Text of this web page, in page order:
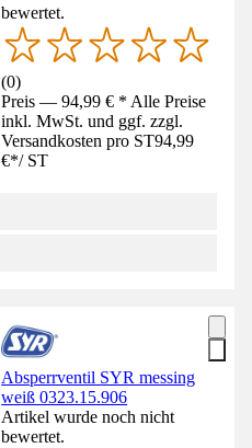
bewertet.
(0)
Preis — 94,99 € * Alle Preise
inkl. MwSt. und ggf. zzgl.
Versandkosten pro ST94,99
€*/ ST
Absperrventil SYR messing
weiß 0323.15.906
Artikel wurde noch nicht
bewertet.